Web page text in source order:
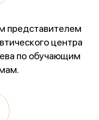
представителем
центра
по обучающим